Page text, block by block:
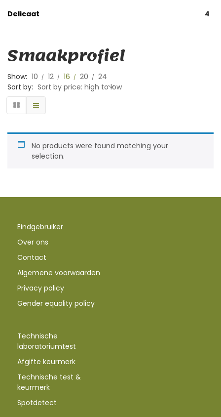
Delicaat 4
Smaakprofiel
Show: 10 12 16 20
24
Sort by: Sort by price: high to low
No products were found matching your
selection.
Eindgebruiker
Over ons
Contact
Algemene voorwaarden
Privacy policy
Gender equality policy
Technische
laboratoriumtest
Afgifte keurmerk
Technische test &
keurmerk
Spotdetect